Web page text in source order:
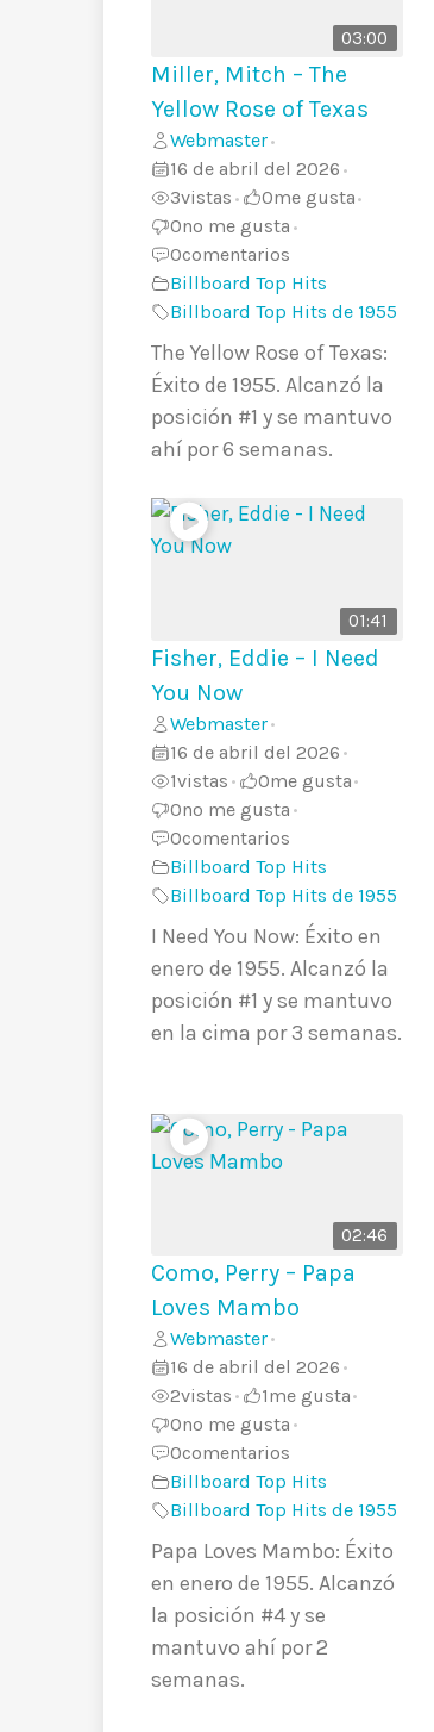
03:00
Miller, Mitch – The
Yellow Rose of Texas
Webmaster•
16 de abril del 2026 •
3vistas • 0me gusta•
0no me gusta •
0comentarios
Billboard Top Hits
Billboard Top Hits de 1955
The Yellow Rose of Texas:
Éxito de 1955. Alcanzó la
posición #1 y se mantuvo
ahí por 6 semanas.
01:41
Fisher, Eddie – I Need
You Now
Webmaster•
16 de abril del 2026 •
1vistas • 0me gusta•
0no me gusta •
0comentarios
Billboard Top Hits
Billboard Top Hits de 1955
I Need You Now: Éxito en
enero de 1955. Alcanzó la
posición #1 y se mantuvo
en la cima por 3 semanas.
02:46
Como, Perry – Papa
Loves Mambo
Webmaster•
16 de abril del 2026 •
2vistas • 1me gusta•
0no me gusta •
0comentarios
Billboard Top Hits
Billboard Top Hits de 1955
Papa Loves Mambo: Éxito
en enero de 1955. Alcanzó
la posición #4 y se
mantuvo ahí por 2
semanas.